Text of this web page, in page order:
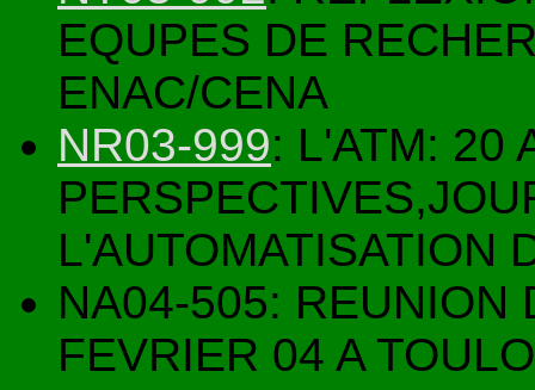
EQUPES DE
ENAC/CENA
NR03-999: L'ATM: 20
L'AUTOMATISATION
NA04-505: REUNION
FEVRIER 04 A